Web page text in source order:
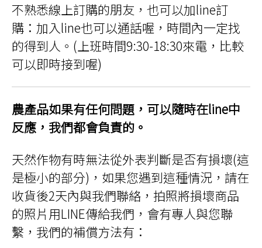
不熟悉線上訂購的朋友，也可以加line訂
購：加入line也可以通話喔，時間內一定找
的得到人。(上班時間9:30-18:30來電，比較
可以即時接到喔)
農產品如果有任何問題，可以隨時在line中
反應，我們都會負責的。
天然作物有時無法從外表判斷是否有損壞(這
是極小的部分)，如果您遇到這種情況，請在
收貨後2天內與我們聯絡，拍照將損壞商品
的照片用LINE傳給我們，會有專人與您聯
繫，我們的補償方法有：